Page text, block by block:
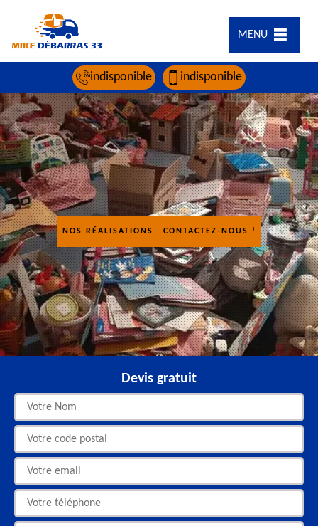
MENU
indisponible indisponible
NOS RÉALISATIONS CONTACTEZ-NOUS !
Devis gratuit